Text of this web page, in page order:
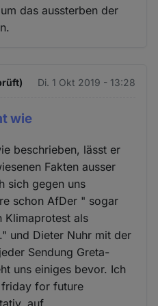
das aussterben der
Di. 1 Okt 2019 - 13:28
wie
beschrieben, lässt er
Fakten ausser
sich gegen uns
schon AfDer " sogar
Klimaprotest als
und Dieter Nuhr mit der
Sendung Greta-
uns einiges bevor. Ich
for future